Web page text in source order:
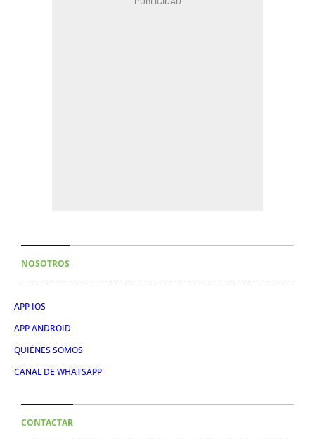
NOSOTROS
APP IOS
APP ANDROID
QUIÉNES SOMOS
CANAL DE WHATSAPP
CONTACTAR